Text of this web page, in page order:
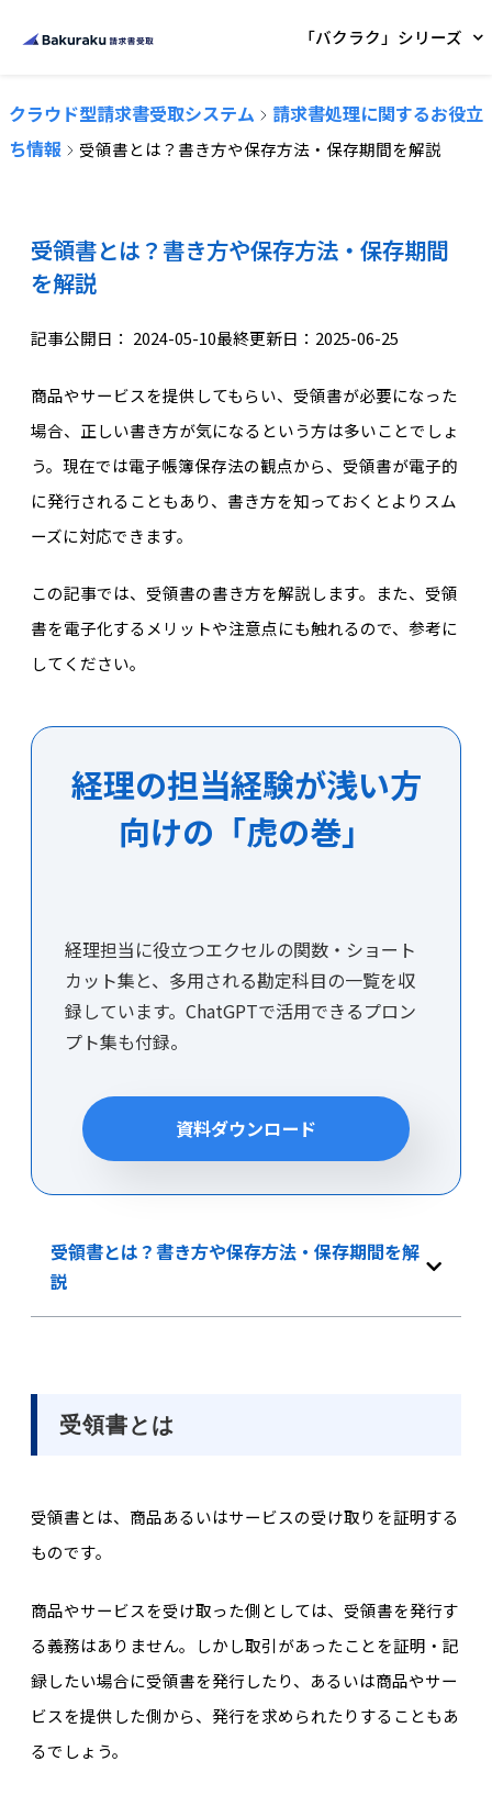
「バクラク」シリーズ
クラウド型請求書受取システム
請求書処理に関するお役立
ち情報
受領書とは？書き方や保存方法・保存期間を解説
受領書とは？書き方や保存方法・保存期間
を解説
記事公開日： 2024-05-10最終更新日：2025-06-25
商品やサービスを提供してもらい、受領書が必要になった
場合、正しい書き方が気になるという方は多いことでしょ
う。現在では電子帳簿保存法の観点から、受領書が電子的
に発行されることもあり、書き方を知っておくとよりスム
ーズに対応できます。
この記事では、受領書の書き方を解説します。また、受領
書を電子化するメリットや注意点にも触れるので、参考に
してください。
経理の担当経験が浅い方
向けの「虎の巻」
経理担当に役立つエクセルの関数・ショート
カット集と、多用される勘定科目の一覧を収
録しています。ChatGPTで活用できるプロン
プト集も付録。
資料ダウンロード
受領書とは？書き方や保存方法・保存期間を解
説
受領書とは
受領書とは、商品あるいはサービスの受け取りを証明する
ものです。
商品やサービスを受け取った側としては、受領書を発行す
る義務はありません。しかし取引があったことを証明・記
録したい場合に受領書を発行したり、あるいは商品やサー
ビスを提供した側から、発行を求められたりすることもあ
るでしょう。